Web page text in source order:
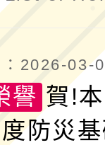
教育及
習
理「台
學示
習扶助
：2026-03-
譽 賀!
防災